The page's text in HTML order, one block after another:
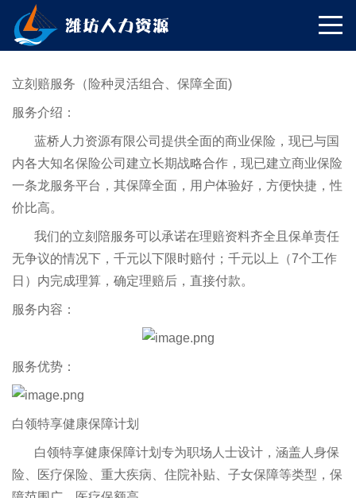
立刻赔服务（险种灵活组合、保障全面)
服务介绍：
蓝桥人力资源有限公司提供全面的商业保险，现已与国
内各大知名保险公司建立长期战略合作，现已建立商业保险
一条龙服务平台，其保障全面，用户体验好，方便快捷，性
价比高。
我们的立刻陪服务可以承诺在理赔资料齐全且保单责任
无争议的情况下，千元以下限时赔付；千元以上（7个工作
日）内完成理算，确定理赔后，直接付款。
服务内容：
服务优势：
白领特享健康保障计划
白领特享健康保障计划专为职场人士设计，涵盖人身保
险、医疗保险、重大疾病、住院补贴、子女保障等类型，保